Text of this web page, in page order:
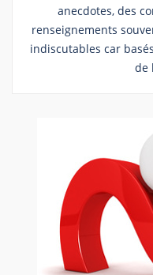
anecdotes, des
renseignements
indiscutables car
de